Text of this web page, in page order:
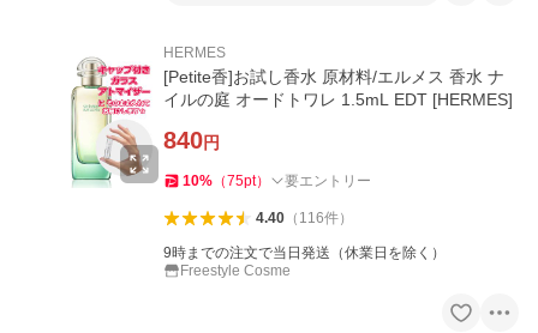
HERMES
[Petite香]お試し香水 原材料/エルメス 香水 ナ
イルの庭 オードトワレ 1.5mL EDT [HERMES]
840円
10% （75pt） 要エントリー
4.40（ 116件）
9時までの注文で当日発送（休業日を除く）
Freestyle Cosme